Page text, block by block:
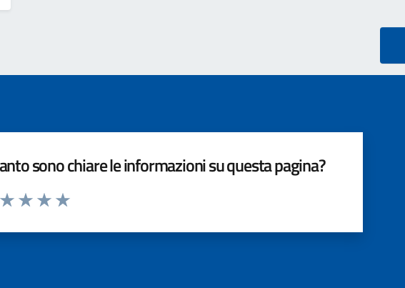
sono chiare le informazioni su questa pagina?
da 1 a 5 stelle la pagina